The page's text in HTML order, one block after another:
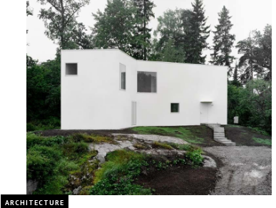
ARCHITECTURE